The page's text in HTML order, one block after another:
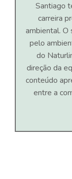
Santiago
carreira
ambiental. O
pelo
do
direção da
conteúdo
entre a